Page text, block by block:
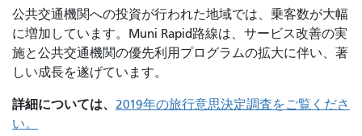
公共交通機関への投資が行われた地域では、乗客数が大幅
に増加しています。Muni Rapid路線は、サービス改善の実
施と公共交通機関の優先利用プログラムの拡大に伴い、著
しい成長を遂げています。
詳細については、 2019年の旅行意思決定調査をご覧くださ
い。